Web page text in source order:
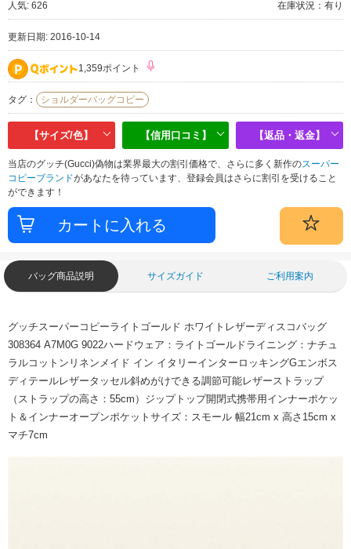
人気: 626 在庫状況：有り
更新日期: 2016-10-14
1,359ポイント
タグ： ショルダーバッグコピー
【サイズ/色】 【信用口コミ】 【返品・返金】
当店のグッチ(Gucci)偽物は業界最大の割引価格で、さらに多く新作のスーパー
コピーブランドがあなたを待っています、登録会員はさらに割引を受けること
ができます！
バッグ商品説明 サイズガイド ご利用案内
グッチスーパーコピーライトゴールド ホワイトレザーディスコバッグ
308364 A7M0G 9022ハードウェア：ライトゴールドライニング：ナチュ
ラルコットンリネンメイド イン イタリーインターロッキングGエンボス
ディテールレザータッセル斜めがけできる調節可能レザーストラップ
（ストラップの高さ：55cm）ジップトップ開閉式携帯用インナーポケッ
ト＆インナーオープンポケットサイズ：スモール 幅21cm x 高さ15cm x
マチ7cm